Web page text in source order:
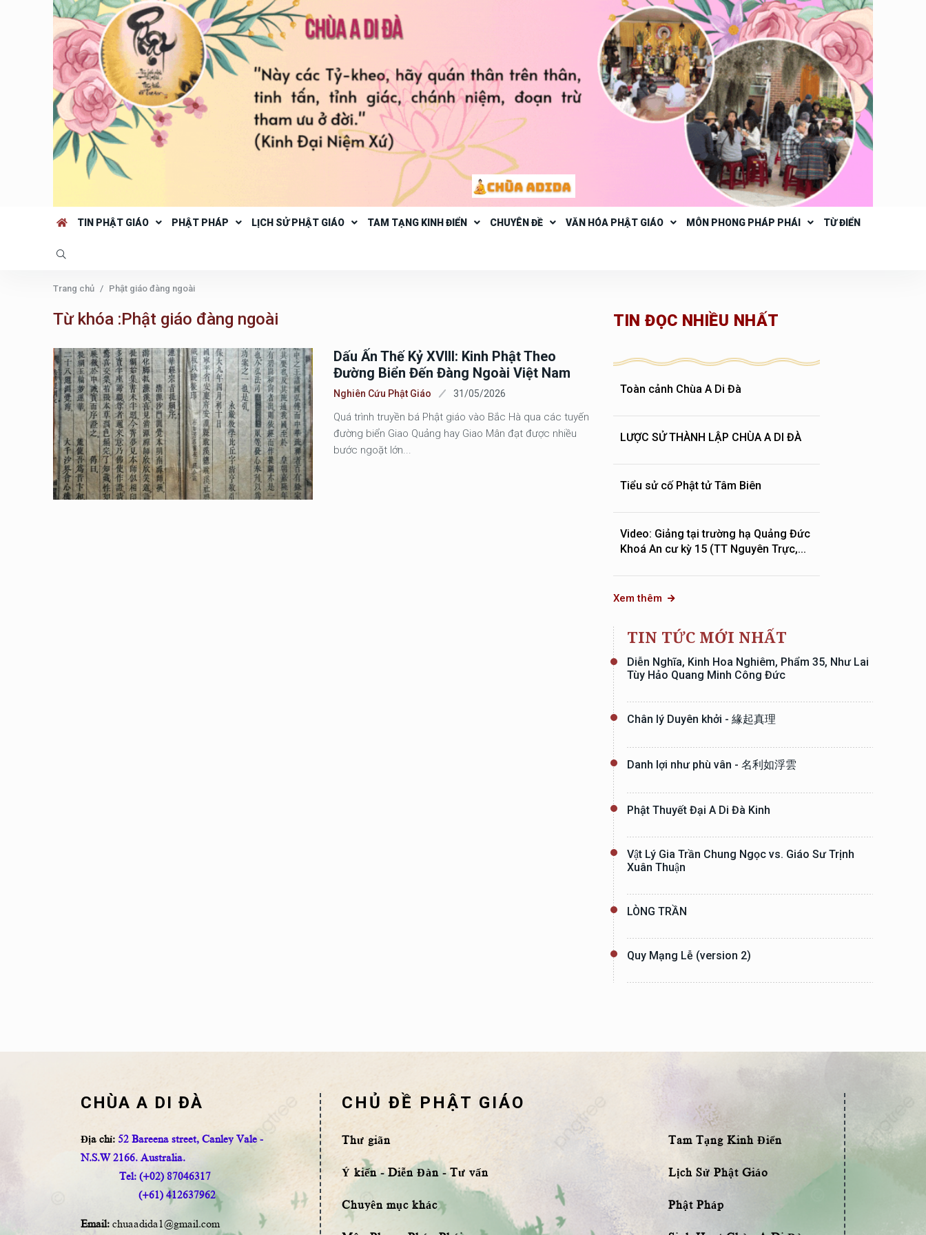
TIN PHẬT GIÁO PHẬT PHÁP LỊCH SỬ PHẬT GIÁO TAM TẠNG KINH ĐIỂN CHUYÊN ĐỀ VĂN HÓA PHẬT GIÁO MÔN PHONG PHÁP PHÁI TỪ ĐIỂN
Trang chủ Phật giáo đàng ngoài
Từ khóa :Phật giáo đàng ngoài
Dấu Ấn Thế Kỷ XVIII: Kinh Phật Theo
Đường Biển Đến Đàng Ngoài Việt Nam
Nghiên Cứu Phật Giáo 31/05/2026
Quá trình truyền bá Phật giáo vào Bắc Hà qua các tuyến
đường biển Giao Quảng hay Giao Mân đạt được nhiều
bước ngoặt lớn...
TIN ĐỌC NHIỀU NHẤT
Toàn cảnh Chùa A Di Đà
LƯỢC SỬ THÀNH LẬP CHÙA A DI ĐÀ
Tiểu sử cố Phật tử Tâm Biên
Video: Giảng tại trường hạ Quảng Đức
Khoá An cư kỳ 15 (TT Nguyên Trực,...
Xem thêm
TIN TỨC MỚI NHẤT
Diễn Nghĩa, Kinh Hoa Nghiêm, Phẩm 35, Như Lai
Tùy Hảo Quang Minh Công Đức
Chân lý Duyên khởi - 緣起真理
Danh lợi như phù vân - 名利如浮雲
Phật Thuyết Đại A Di Đà Kinh
Vật Lý Gia Trần Chung Ngọc vs. Giáo Sư Trịnh
Xuân Thuận
LÒNG TRẦN
Quy Mạng Lễ (version 2)
CHÙA A DI ĐÀ
Địa chỉ: 52 Bareena street, Canley Vale -
N.S.W 2166. Australia.
Tel: (+02) 87046317
(+61) 412637962
Email: chuaadida1@gmail.com
CHỦ ĐỀ PHẬT GIÁO
Thư giãn
Ý kiến - Diễn Đàn - Tư vấn
Chuyên mục khác
Tam Tạng Kinh Điển
Lịch Sử Phật Giáo
Phật Pháp